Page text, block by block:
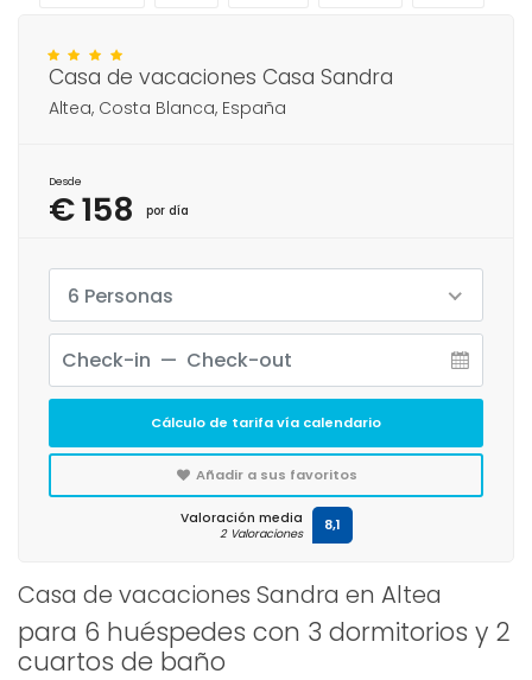
Casa de vacaciones Sandra en Altea
para 6 huéspedes con 3 dormitorios y 2
cuartos de baño
Casa de vacaciones Casa Sandra
Altea, Costa Blanca, España
Desde
€ 158 por día
6 Personas
Cálculo de tarifa vía calendario
Añadir a sus favoritos
Valoración media
2 Valoraciones 8,1